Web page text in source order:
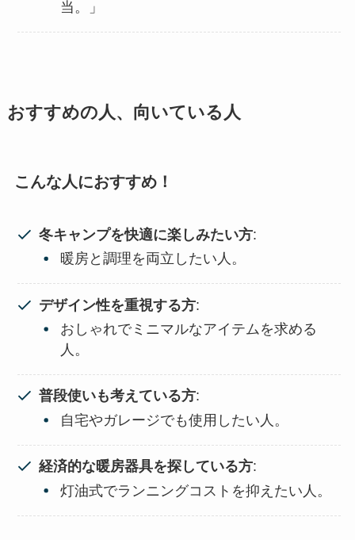
当。」
おすすめの人、向いている人
こんな人におすすめ！
冬キャンプを快適に楽しみたい方:
暖房と調理を両立したい人。
デザイン性を重視する方:
おしゃれでミニマルなアイテムを求める
人。
普段使いも考えている方:
自宅やガレージでも使用したい人。
経済的な暖房器具を探している方:
灯油式でランニングコストを抑えたい人。